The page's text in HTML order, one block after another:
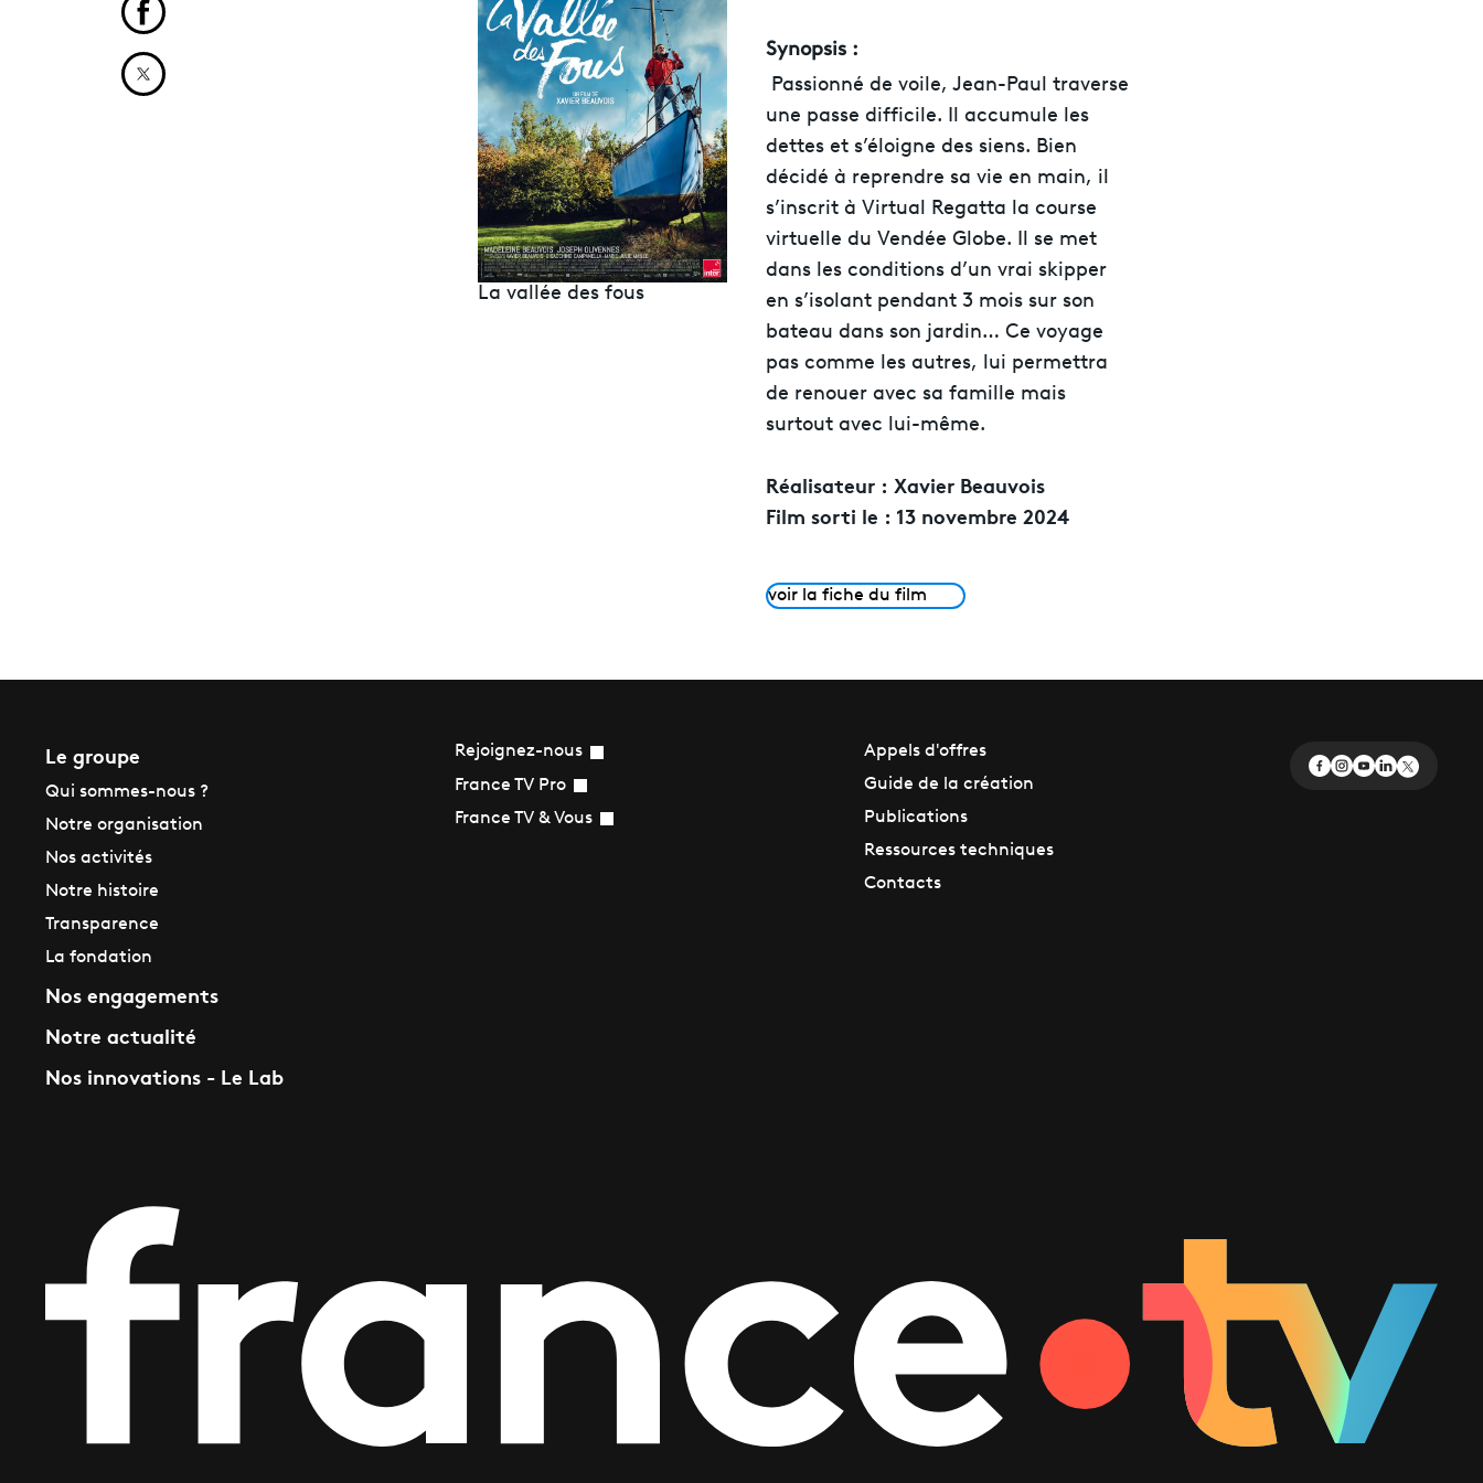
La vallée des fous
Synopsis :
Passionné de voile, Jean-Paul traverse
une passe difficile. Il accumule les
dettes et s’éloigne des siens. Bien
décidé à reprendre sa vie en main, il
s’inscrit à Virtual Regatta la course
virtuelle du Vendée Globe. Il se met
dans les conditions d’un vrai skipper
en s’isolant pendant 3 mois sur son
bateau dans son jardin… Ce voyage
pas comme les autres, lui permettra
de renouer avec sa famille mais
surtout avec lui-même.
Réalisateur : Xavier Beauvois
Film sorti le : 13 novembre 2024
voir la fiche du film
Partager cet article sur Facebook
Partager cet article sur X
Le groupe
Qui sommes-nous ?
Notre organisation
Nos activités
Notre histoire
Transparence
La fondation
Nos engagements
Notre actualité
Nos innovations - Le Lab
Rejoignez-nous
France TV Pro
France TV & Vous
Appels d'offres
Guide de la création
Publications
Ressources techniques
Contacts